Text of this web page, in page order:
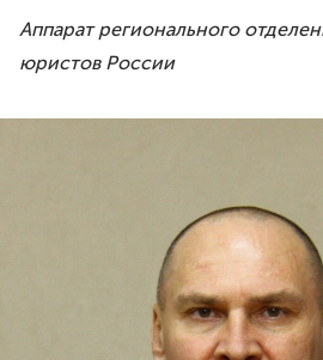
8 8422 41-48-22
г.Ульяновск, ул.Спасская, д.3
Аппарат регионального
юристов России